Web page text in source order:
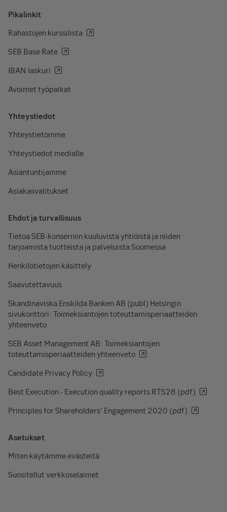
Pikalinkit
Rahastojen kurssilista
SEB Base Rate
IBAN laskuri
Avoimet työpaikat
Yhteystiedot
Yhteystietomme
Yhteystiedot medialle
Asiantuntijamme
Asiakasvalitukset
Ehdot ja turvallisuus
Tietoa SEB-konserniin kuuluvista yhtiöistä ja niiden
tarjoamista tuotteista ja palveluista Suomessa
Henkilötietojen käsittely
Saavutettavuus
Skandinaviska Enskilda Banken AB (publ) Helsingin
sivukonttori: Toimeksiantojen toteuttamisperiaatteiden
yhteenveto
SEB Asset Management AB: Toimeksiantojen
toteuttamisperiaatteiden yhteenveto
Candidate Privacy Policy
Best Execution - Execution quality reports RTS28 (pdf)
Principles for Shareholders’ Engagement 2020 (pdf)
Asetukset
Miten käytämme evästeitä
Suositellut verkkoselaimet